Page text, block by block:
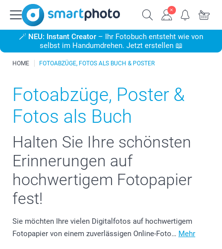
🪄 NEU: Instant Creator – Ihr Fotobuch entsteht wie von
selbst im Handumdrehen. Jetzt erstellen 📖
HOME FOTOABZÜGE, FOTOS ALS BUCH & POSTER
Fotoabzüge, Poster &
Fotos als Buch
Halten Sie Ihre schönsten
Erinnerungen auf
hochwertigem Fotopapier
fest!
Sie möchten Ihre vielen Digitalfotos auf hochwertigem
Fotopapier von einem zuverlässigen Online-Foto… Mehr